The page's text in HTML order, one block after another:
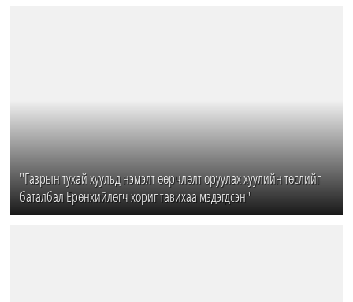
"Газрын тухай хуульд нэмэлт өөрчлөлт оруулах хуулийн төслийг
баталбал Ерөнхийлөгч хориг тавихаа мэдэгдсэн"